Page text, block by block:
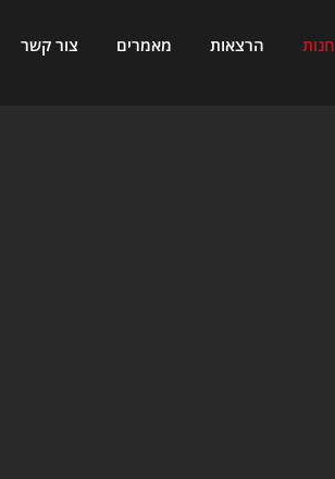
חנות הרצאות מאמרים צור קשר